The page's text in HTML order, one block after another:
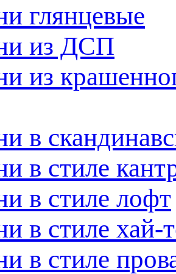
глянцевые
из ДСП
из
в
в стиле
в стиле лофт
в стиле хай-
в стиле